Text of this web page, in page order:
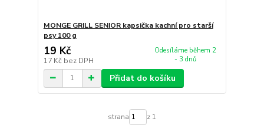
MONGE GRILL SENIOR kapsička kachní pro starší
psy 100 g
19 Kč
17 Kč bez DPH
Odesíláme během 2
- 3 dnů
Přidat do košíku
strana z 1